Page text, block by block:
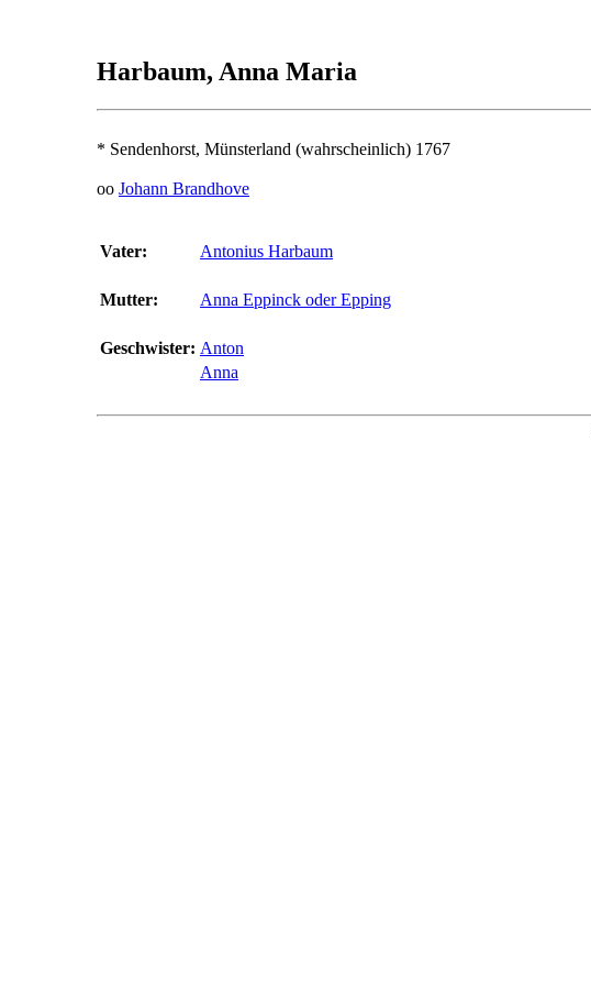
Harbaum, Anna Maria
* Sendenhorst, Münsterland (wahrscheinlich) 1767
oo Johann Brandhove
Vater: Antonius Harbaum
Mutter: Anna Eppinck oder Epping
Geschwister: Anton
Anna